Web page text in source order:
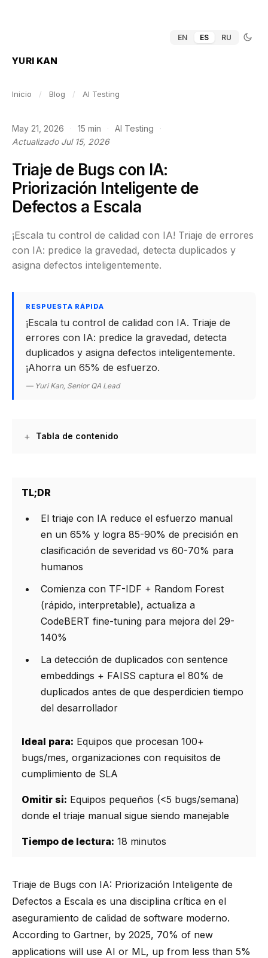
EN ES RU
YURI KAN
Inicio / Blog / AI Testing
May 21, 2026 · 15 min · AI Testing
·
Actualizado Jul 15, 2026
Triaje de Bugs con IA:
Priorización Inteligente de
Defectos a Escala
¡Escala tu control de calidad con IA! Triaje de errores
con IA: predice la gravedad, detecta duplicados y
asigna defectos inteligentemente.
RESPUESTA RÁPIDA
¡Escala tu control de calidad con IA. Triaje de
errores con IA: predice la gravedad, detecta
duplicados y asigna defectos inteligentemente.
¡Ahorra un 65% de esfuerzo.
— Yuri Kan, Senior QA Lead
Tabla de contenido
TL;DR
El triaje con IA reduce el esfuerzo manual
en un 65% y logra 85-90% de precisión en
clasificación de severidad vs 60-70% para
humanos
Comienza con TF-IDF + Random Forest
(rápido, interpretable), actualiza a
CodeBERT fine-tuning para mejora del 29-
140%
La detección de duplicados con sentence
embeddings + FAISS captura el 80% de
duplicados antes de que desperdicien tiempo
del desarrollador
Ideal para: Equipos que procesan 100+
bugs/mes, organizaciones con requisitos de
cumplimiento de SLA
Omitir si: Equipos pequeños (<5 bugs/semana)
donde el triaje manual sigue siendo manejable
Tiempo de lectura: 18 minutos
Triaje de Bugs con IA: Priorización Inteligente de
Defectos a Escala es una disciplina crítica en el
aseguramiento de calidad de software moderno.
According to Gartner, by 2025, 70% of new
applications will use AI or ML, up from less than 5%